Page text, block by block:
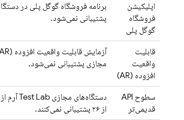
اپلیکیشن
فروشگاه
گوگل پلی
برنامه فروشگاه گوگل پلی در
پشتیبانی نمی‌شود.
قابلیت
واقعیت
افزوده (AR)
مجازی پشتیبانی نمی‌شود.
سطوح API
قدیمی‌تر
دستگاه‌های مجازی Test Lab
از ۲۶ پشتیبانی نمی‌کنند.